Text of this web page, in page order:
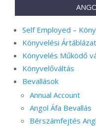
Self Employed –
Könyvelési
Könyvelés Működő
Könyvelőváltás
Bevallások
Annual Account
Angol Áfa Bevallás
Bérszámfejtés